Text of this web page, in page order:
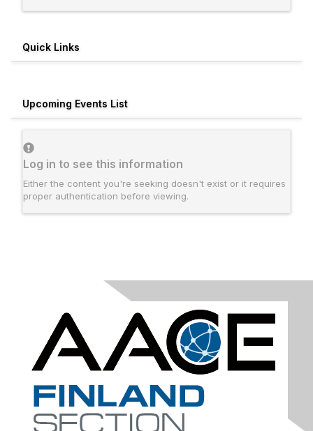
Quick Links
Upcoming Events List
Log in to see this information
Either the content you're seeking doesn't exist or it requires
proper authentication before viewing.